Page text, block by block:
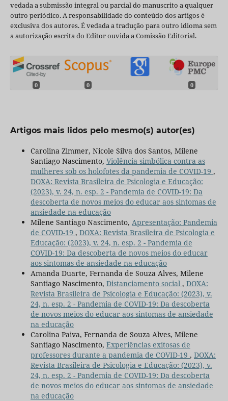
vedada a submissão integral ou parcial do manuscrito a qualquer
outro periódico. A responsabilidade do conteúdo dos artigos é
exclusiva dos autores. É vedada a tradução para outro idioma sem
a autorização escrita do Editor ouvida a Comissão Editorial.
0 0 0
Artigos mais lidos pelo mesmo(s) autor(es)
Carolina Zimmer, Nicole Silva dos Santos, Milene
Santiago Nascimento, Violência simbólica contra as
mulheres sob os holofotes da pandemia de COVID-19 ,
DOXA: Revista Brasileira de Psicologia e Educação:
(2023), v. 24, n. esp. 2 - Pandemia de COVID-19: Da
descoberta de novos meios do educar aos sintomas de
ansiedade na educação
Milene Santiago Nascimento, Apresentação: Pandemia
de COVID-19 , DOXA: Revista Brasileira de Psicologia e
Educação: (2023), v. 24, n. esp. 2 - Pandemia de
COVID-19: Da descoberta de novos meios do educar
aos sintomas de ansiedade na educação
Amanda Duarte, Fernanda de Souza Alves, Milene
Santiago Nascimento, Distanciamento social , DOXA:
Revista Brasileira de Psicologia e Educação: (2023), v.
24, n. esp. 2 - Pandemia de COVID-19: Da descoberta
de novos meios do educar aos sintomas de ansiedade
na educação
Carolina Paiva, Fernanda de Souza Alves, Milene
Santiago Nascimento, Experiências exitosas de
professores durante a pandemia de COVID-19 , DOXA:
Revista Brasileira de Psicologia e Educação: (2023), v.
24, n. esp. 2 - Pandemia de COVID-19: Da descoberta
de novos meios do educar aos sintomas de ansiedade
na educação